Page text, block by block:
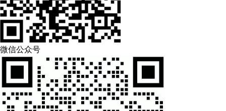
微信公众号